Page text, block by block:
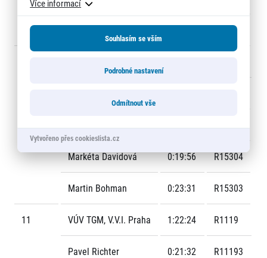
R14944
Markéta Davidová 0:19:56 R15304
Martin Bohman 0:23:31 R15303
11 VÚV TGM, V.v.i. Praha 1:22:24 R1119
Pavel Richter 0:21:32 R11193
Více informací
Souhlasím se vším
Podrobné nastavení
Odmítnout vše
Vytvořeno přes cookieslista.cz